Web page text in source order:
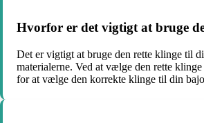
Hvorfor er det vigtigt at bruge
Det er vigtigt at bruge den rette klinge til
materialerne. Ved at vælge den rette
for at vælge den korrekte klinge til din